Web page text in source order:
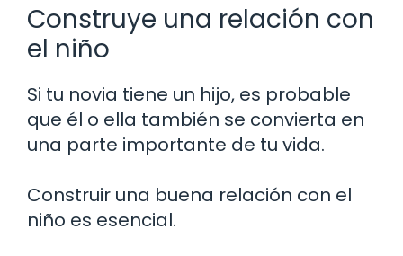
Construye una relación con
el niño
Si tu novia tiene un hijo, es probable
que él o ella también se convierta en
una parte importante de tu vida.
Construir una buena relación con el
niño es esencial.